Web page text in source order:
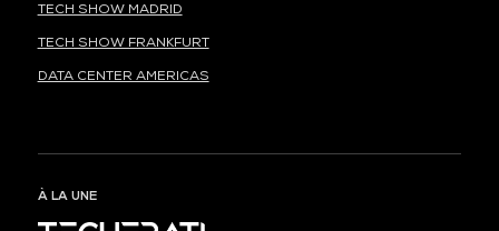
TECH SHOW MADRID
TECH SHOW FRANKFURT
DATA CENTER AMERICAS
À LA UNE